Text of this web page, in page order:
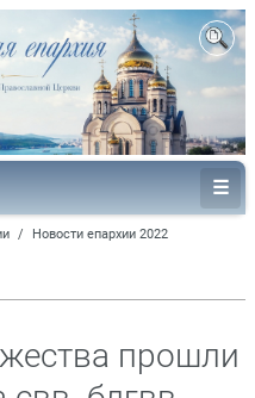
/ Новости епархии 2022
прошли